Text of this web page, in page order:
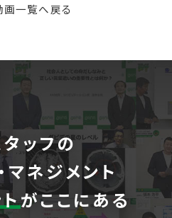
一覧へ戻る
ッフの
マネジメント
がここにある